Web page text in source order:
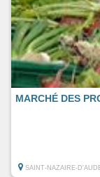
MARCHÉ DES
SAINT-NAZAIRE-